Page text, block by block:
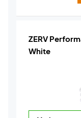
ZERV
White